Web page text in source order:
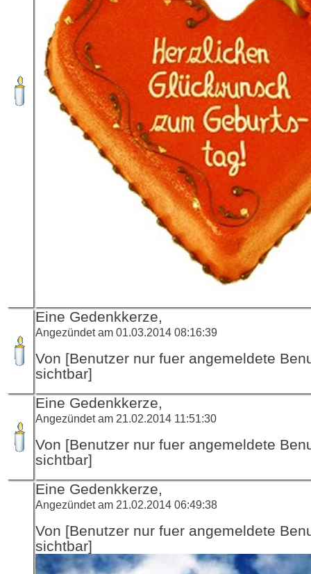
Eine Gedenkkerze,
Angezündet am 01.03.2014 08:16:39
Von [Benutzer nur fuer angemeldete
sichtbar]
Eine Gedenkkerze,
Angezündet am 21.02.2014 11:51:30
Von [Benutzer nur fuer angemeldete
sichtbar]
Eine Gedenkkerze,
Angezündet am 21.02.2014 06:49:38
Von [Benutzer nur fuer angemeldete
sichtbar]